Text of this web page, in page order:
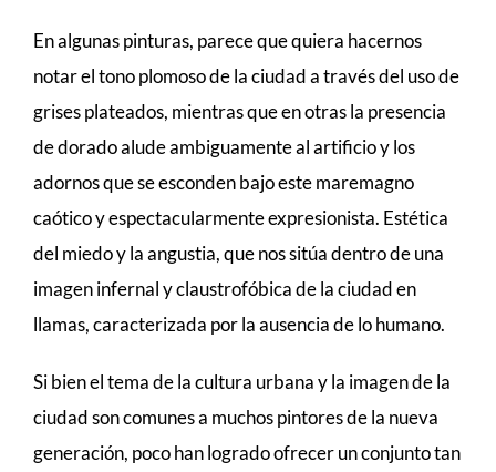
En algunas pinturas, parece que quiera hacernos
notar el tono plomoso de la ciudad a través del uso de
grises plateados, mientras que en otras la presencia
de dorado alude ambiguamente al artificio y los
adornos que se esconden bajo este maremagno
caótico y espectacularmente expresionista. Estética
del miedo y la angustia, que nos sitúa dentro de una
imagen infernal y claustrofóbica de la ciudad en
llamas, caracterizada por la ausencia de lo humano.
Si bien el tema de la cultura urbana y la imagen de la
ciudad son comunes a muchos pintores de la nueva
generación, poco han logrado ofrecer un conjunto tan